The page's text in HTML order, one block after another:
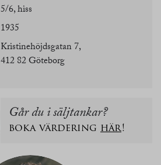
5/6, hiss
1935
Kristinehöjdsgatan 7,
412 82 Göteborg
Går du i säljtankar?
boka värdering här!